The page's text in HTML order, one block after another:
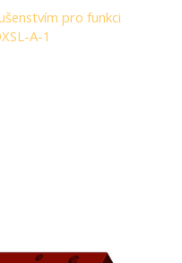
pro funkci
A-1